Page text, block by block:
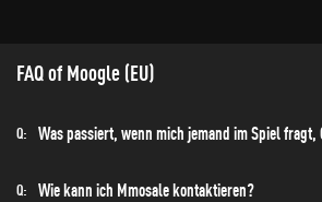
FAQ of Moogle (EU)
Q: Was passiert, wenn mich jemand im Spiel fragt,
Q: Wie kann ich Mmosale kontaktieren?